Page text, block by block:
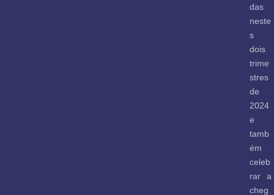
das
neste
s
dois
trime
stres
de
2024
e
tamb
ém
celeb
rar a
cheg